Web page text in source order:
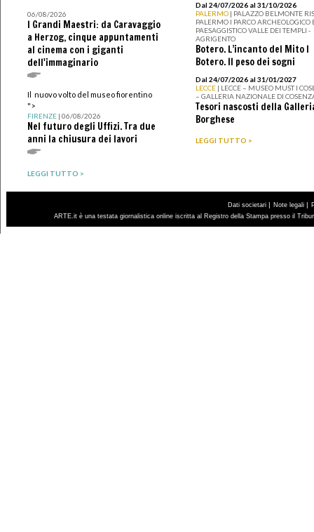
06/08/2026
I Grandi Maestri: da Caravaggio
a Herzog, cinque appuntamenti
al cinema con i giganti
dell'immaginario
Il nuovo volto del museo fiorentino
">
FIRENZE| 06/08/2026
Nel futuro degli Uffizi. Tra due
anni la chiusura dei lavori
LEGGI TUTTO >
Dal 24/07/2026 al 31/10/2026
PALERMO | PALAZZO BELMONTE
PALERMO I PARCO ARCHEOLOGICO
PAESAGGISTICO VALLE DEI TEMPLI -
AGRIGENTO
Botero. L’incanto del Mito I
Botero. Il peso dei sogni
Dal 24/07/2026 al 31/01/2027
LECCE | LECCE – MUSEO MUST I
– GALLERIA NAZIONALE DI
Tesori nascosti della
Borghese
LEGGI TUTTO >
Dati societari | Note legali |
ARTE.it è una testata giornalistica online iscritta al Registro della Stampa presso il